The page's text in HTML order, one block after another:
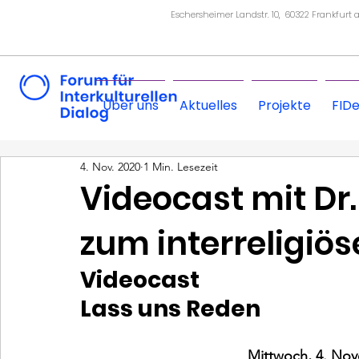
Eschersheimer Landstr. 10, 60322 Frankfurt
Über uns Aktuelles Projekte
Videocast mit
zum
4. Nov. 2020 1 Min. Lesezeit
Videocast
Lass uns Reden